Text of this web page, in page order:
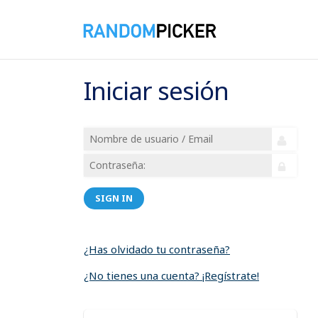
Iniciar sesión
SIGN IN
¿Has olvidado tu contraseña?
¿No tienes una cuenta? ¡Regístrate!